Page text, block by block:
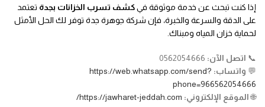
إذا كنت تبحث عن خدمة موثوقة فيكشف تسرب الخزانات بجدة تعتمد
على الدقة والسرعة والخبرة، فإن شركة جوهرة جدة توفر لك الحل الأمثل
لحماية خزان المياه ومبناك.
📞 اتصل الآن:
💬 واتساب: https://web.whatsapp.com/send?
phone=966562054666
🌐الموقع الإلكتروني: https://jawharet-jeddah.com/